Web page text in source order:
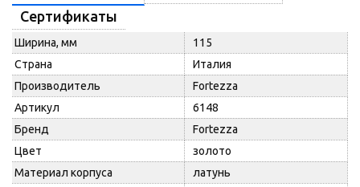
Сертификаты
Ширина, мм
115
Страна
Италия
Производитель
Fortezza
Артикул
6148
Бренд
Fortezza
Цвет
золото
Материал корпуса
латунь